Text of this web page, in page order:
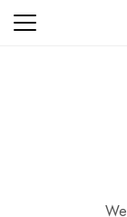
Skip